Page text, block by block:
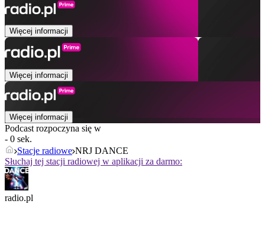
Więcej informacji
Więcej informacji
Więcej informacji
Podcast rozpoczyna się w
- 0 sek.
Stacje radiowe NRJ DANCE
Słuchaj tej stacji radiowej w aplikacji za darmo:
radio.pl